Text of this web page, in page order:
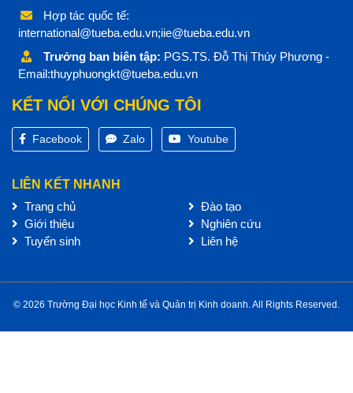
Hợp tác quốc tế:
international@tueba.edu.vn;iie@tueba.edu.vn
Trưởng ban biên tập: PGS.TS. Đỗ Thị Thúy Phương -
Email:thuyphuongkt@tueba.edu.vn
KẾT NỐI VỚI CHÚNG TÔI
Facebook Zalo Youtube
LIÊN KẾT NHANH
Trang chủ
Giới thiệu
Tuyển sinh
Đào tạo
Nghiên cứu
Liên hệ
© 2026 Trường Đại học Kinh tế và Quản trị Kinh doanh. All Rights Reserved.